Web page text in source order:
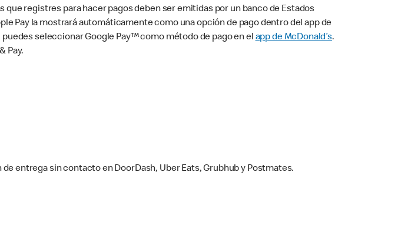
registres para hacer pagos deben ser emitidas por un banco de Estados
Pay la mostrará automáticamente como una opción de pago dentro del app de
seleccionar Google Pay™ como método de pago en elapp de McDonald’s.
Pay.
entrega sin contacto en DoorDash, Uber Eats, Grubhub y Postmates.